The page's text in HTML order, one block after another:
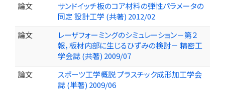
論文
サンドイッチ板のコア材料の弾性パラメータの
同定 設計工学 (共著) 2012/02
論文
レーザフォーミングのシミュレーション－第２
報，板材内部に生じるひずみの検討－ 精密工
学会誌 (共著) 2009/07
論文
スポーツ工学概説 プラスチック成形加工学会
誌 (単著) 2009/06